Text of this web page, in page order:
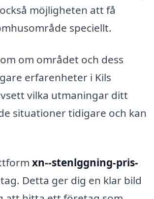
möjligheten att få
speciellt.
om området och dess
erfarenheter i Kils
vilka utmaningar ditt
situationer tidigare och kan
xn--stenlggning-pris-
Detta ger dig en klar bild